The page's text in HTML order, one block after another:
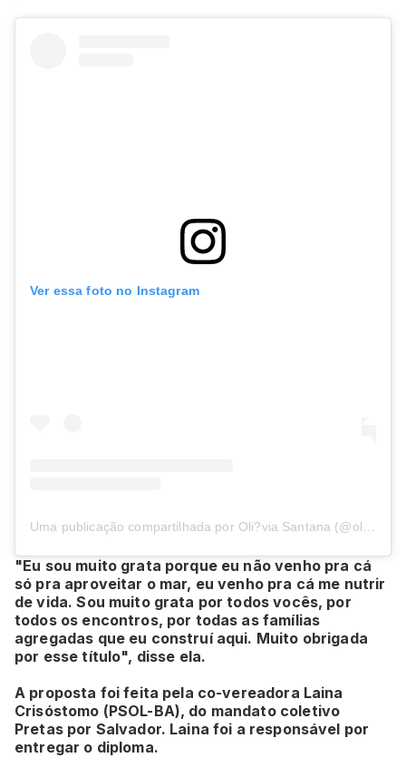
Ver essa foto no Instagram
Uma publicação compartilhada por Oli?via Santana (@oliviasantana_oficial)
"Eu sou muito grata porque eu não venho pra cá
só pra aproveitar o mar, eu venho pra cá me nutrir
de vida. Sou muito grata por todos vocês, por
todos os encontros, por todas as famílias
agregadas que eu construí aqui. Muito obrigada
por esse título", disse ela.
A proposta foi feita pela co-vereadora Laina
Crisóstomo (PSOL-BA), do mandato coletivo
Pretas por Salvador. Laina foi a responsável por
entregar o diploma.